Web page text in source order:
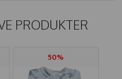
PRODUKTER
50%